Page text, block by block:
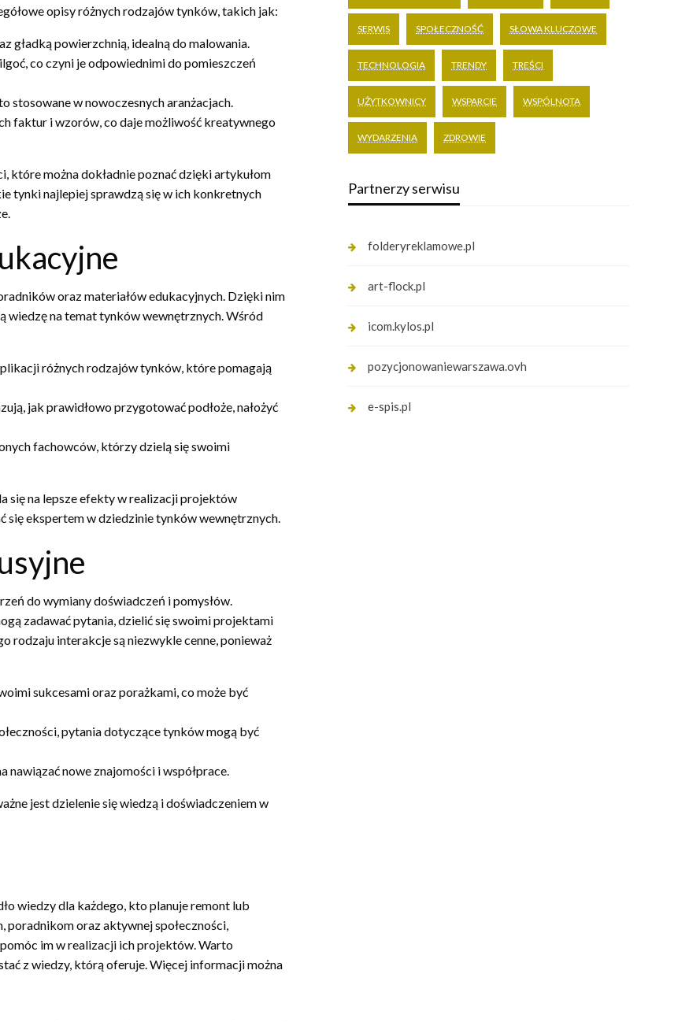
opisy różnych rodzajów tynków, takich jak:
gładką powierzchnią, idealną do malowania.
co czyni je odpowiednimi do pomieszczeń
stosowane w nowoczesnych aranżacjach.
faktur i wzorów, co daje możliwość kreatywnego
które można dokładnie poznać dzięki artykułom
tynki najlepiej sprawdzą się w ich konkretnych
oraz materiałów edukacyjnych. Dzięki nim
wiedzę na temat tynków wewnętrznych. Wśród
różnych rodzajów tynków, które pomagają
jak prawidłowo przygotować podłoże, nałożyć
fachowców, którzy dzielą się swoimi
się na lepsze efekty w realizacji projektów
się ekspertem w dziedzinie tynków wewnętrznych.
do wymiany doświadczeń i pomysłów.
zadawać pytania, dzielić się swoimi projektami
rodzaju interakcje są niezwykle cenne, ponieważ
sukcesami oraz porażkami, co może być
pytania dotyczące tynków mogą być
nawiązać nowe znajomości i współprace.
jest dzielenie się wiedzą i doświadczeniem w
wiedzy dla każdego, kto planuje remont lub
poradnikom oraz aktywnej społeczności,
im w realizacji ich projektów. Warto
z wiedzy, którą oferuje. Więcej informacji można
SERWIS SPOŁECZNOŚĆ SŁOWA KLUCZOWE
TECHNOLOGIA TRENDY TREŚCI
UŻYTKOWNICY WSPARCIE WSPÓLNOTA
WYDARZENIA ZDROWIE
Partnerzy serwisu
folderyreklamowe.pl
art-flock.pl
icom.kylos.pl
pozycjonowaniewarszawa.ovh
e-spis.pl